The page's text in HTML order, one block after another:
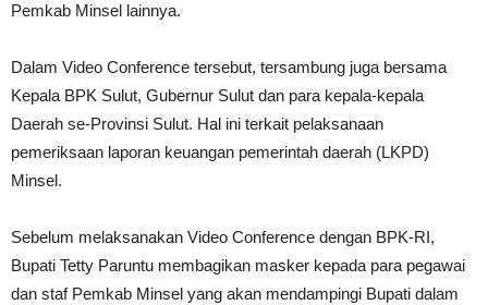
Pemkab Minsel lainnya.
Dalam Video Conference tersebut, tersambung juga bersama
Kepala BPK Sulut, Gubernur Sulut dan para kepala-kepala
Daerah se-Provinsi Sulut. Hal ini terkait pelaksanaan
pemeriksaan laporan keuangan pemerintah daerah (LKPD)
Minsel.
Sebelum melaksanakan Video Conference dengan BPK-RI,
Bupati Tetty Paruntu membagikan masker kepada para pegawai
dan staf Pemkab Minsel yang akan mendampingi Bupati dalam